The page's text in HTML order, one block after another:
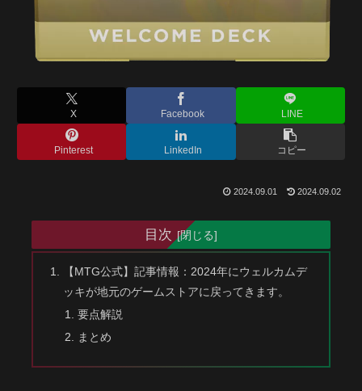
X Facebook LINE
Pinterest LinkedIn コピー
2024.09.01 2024.09.02
目次
【MTG公式】記事情報：2024年にウェルカムデ
ッキが地元のゲームストアに戻ってきます。
要点解説
まとめ